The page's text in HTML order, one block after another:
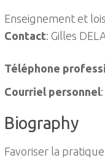
Enseignement et
Contact: Gilles
Téléphone
Courriel personnel:
Biography
Favoriser la